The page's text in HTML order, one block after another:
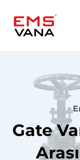
content
Gate